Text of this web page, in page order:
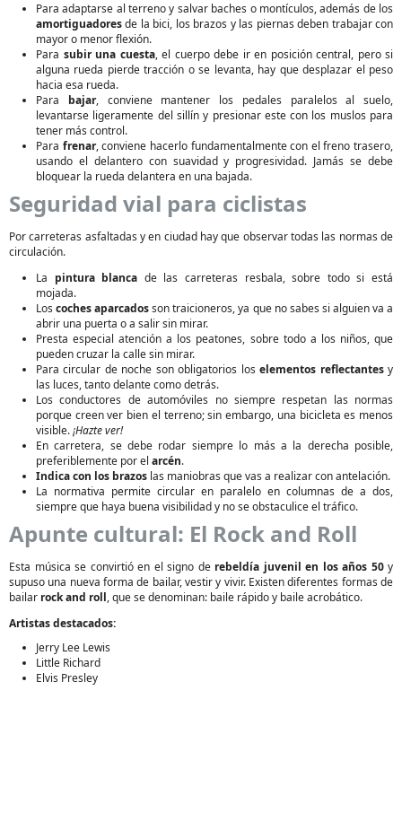
Para adaptarse al terreno y salvar baches o montículos, además de los
amortiguadoresde la bici, los brazos y las piernas deben trabajar con
mayor o menor flexión.
Para subir una cuesta, el cuerpo debe ir en posición central, pero si
alguna rueda pierde tracción o se levanta, hay que desplazar el peso
hacia esa rueda.
Para bajar, conviene mantener los pedales paralelos al suelo,
levantarse ligeramente del sillín y presionar este con los muslos para
tener más control.
Para frenar, conviene hacerlo fundamentalmente con el freno trasero,
usando el delantero con suavidad y progresividad. Jamás se debe
bloquear la rueda delantera en una bajada.
Seguridad vial para ciclistas
Por carreteras asfaltadas y en ciudad hay que observar todas las normas de
circulación.
La pintura blanca de las carreteras resbala, sobre todo si está
mojada.
Loscoches aparcadosson traicioneros, ya que no sabes si alguien va a
abrir una puerta o a salir sin mirar.
Presta especial atención a los peatones, sobre todo a los niños, que
pueden cruzar la calle sin mirar.
Para circular de noche son obligatorios loselementos reflectantesy
las luces, tanto delante como detrás.
Los conductores de automóviles no siempre respetan las normas
porque creen ver bien el terreno; sin embargo, una bicicleta es menos
visible.¡Hazte ver!
En carretera, se debe rodar siempre lo más a la derecha posible,
preferiblemente por el arcén.
Indica con los brazos las maniobras que vas a realizar con antelación.
La normativa permite circular en paralelo en columnas de a dos,
siempre que haya buena visibilidad y no se obstaculice el tráfico.
Apunte cultural: El Rock and Roll
Esta música se convirtió en el signo de rebeldía juvenil en los años 50y
supuso una nueva forma de bailar, vestir y vivir. Existen diferentes formas de
bailar rock and roll, que se denominan: baile rápido y baile acrobático.
Artistas destacados:
Jerry Lee Lewis
Little Richard
Elvis Presley